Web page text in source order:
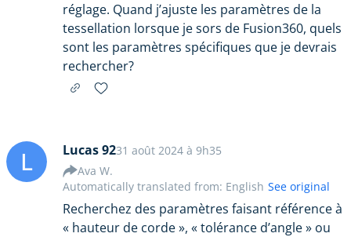
réglage. Quand j’ajuste les paramètres de la
tessellation lorsque je sors de Fusion360, quels
sont les paramètres spécifiques que je devrais
rechercher?
L Lucas 9231 août 2024 à 9h35
Ava W.
Recherchez des paramètres faisant référence à
« hauteur de corde », « tolérance d’angle » ou
Automatically translated from: English See original